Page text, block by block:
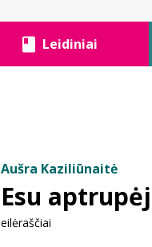
Leidiniai
Aušra Kaziliūnaitė
Esu
eilėraščiai